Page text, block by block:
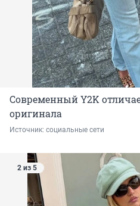
Современный Y2K
оригинала
Источник: социальные сети
2 из 5